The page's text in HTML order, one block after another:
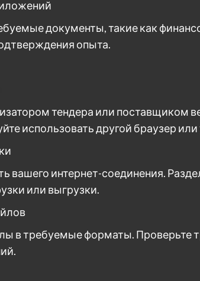
документы, такие как
опыта.
тендера или поставщиком
использовать другой браузер или
вашего интернет-соединения.
или выгрузки.
в требуемые форматы. Проверьте